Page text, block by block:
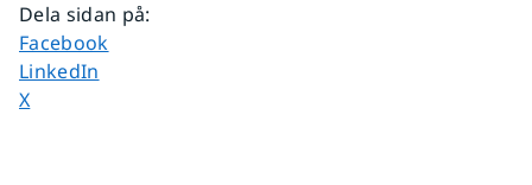
Dela sidan på:
Dela sidan på
Facebook
Dela sidan på
LinkedIn
Dela sidan på
X